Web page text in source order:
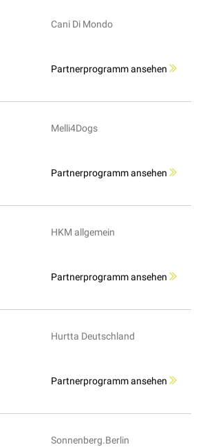
Cani Di Mondo
Partnerprogramm ansehen
Melli4Dogs
Partnerprogramm ansehen
HKM allgemein
Partnerprogramm ansehen
Hurtta Deutschland
Partnerprogramm ansehen
Sonnenberg.Berlin